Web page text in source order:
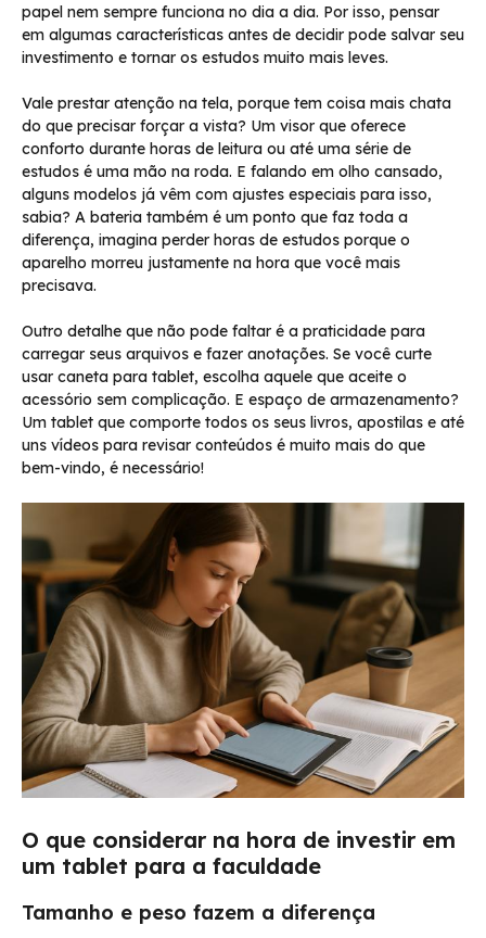
papel nem sempre funciona no dia a dia. Por isso, pensar
em algumas características antes de decidir pode salvar seu
investimento e tornar os estudos muito mais leves.
Vale prestar atenção na tela, porque tem coisa mais chata
do que precisar forçar a vista? Um visor que oferece
conforto durante horas de leitura ou até uma série de
estudos é uma mão na roda. E falando em olho cansado,
alguns modelos já vêm com ajustes especiais para isso,
sabia? A bateria também é um ponto que faz toda a
diferença, imagina perder horas de estudos porque o
aparelho morreu justamente na hora que você mais
precisava.
Outro detalhe que não pode faltar é a praticidade para
carregar seus arquivos e fazer anotações. Se você curte
usar caneta para tablet, escolha aquele que aceite o
acessório sem complicação. E espaço de armazenamento?
Um tablet que comporte todos os seus livros, apostilas e até
uns vídeos para revisar conteúdos é muito mais do que
bem-vindo, é necessário!
O que considerar na hora de investir em
um tablet para a faculdade
Tamanho e peso fazem a diferença